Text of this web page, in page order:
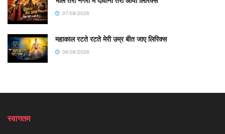
07/08/2026
महाकाल रटते रटते मेरी उम्र बीत जाए लिरिक्स
06/08/2026
स्वागतम